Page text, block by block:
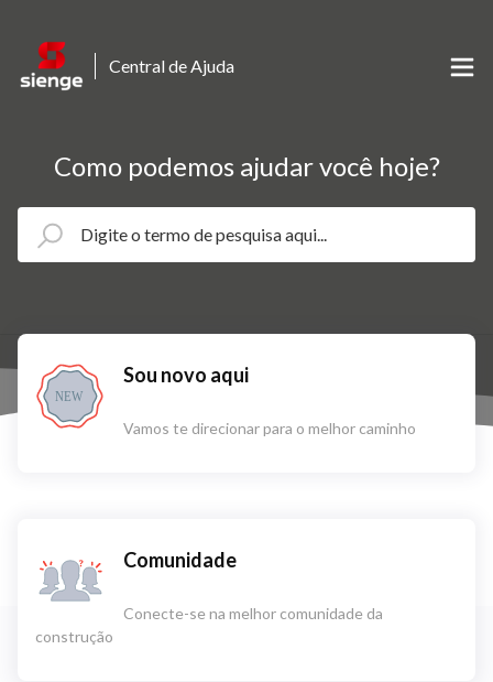
Central de Ajuda
Como podemos ajudar você hoje?
NEW
Sou novo aqui
Vamos te direcionar para o melhor caminho
Comunidade
Conecte-se na melhor comunidade da
construção